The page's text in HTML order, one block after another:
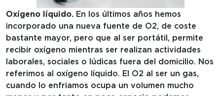
Oxígeno líquido. En los últimos años hemos
incorporado una nueva fuente de O2, de coste
bastante mayor, pero que al ser portátil, permite
recibir oxígeno mientras ser realizan actividades
laborales, sociales o lúdicas fuera del domicilio. Nos
referimos al oxígeno líquido. El O2 al ser un gas,
cuando lo enfriamos ocupa un volumen mucho